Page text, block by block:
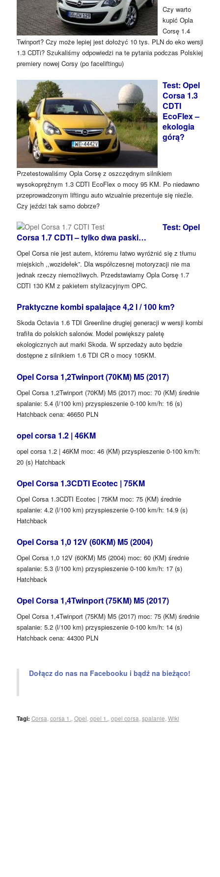
Czy warto
kupić Opla
Corsę 1.4
Twinport? Czy może lepiej jest dołożyć 10 tys. PLN do eko wersji
1.3 CDTi? Szukaliśmy odpowiedzi na te pytania podczas Polskiej
premiery nowej Corsy (po faceliftingu)
Test: Opel
Corsa 1.3
CDTI
EcoFlex –
ekologia
górą?
Przetestowaliśmy Opla Corsę z oszczędnym silnikiem
wysokoprężnym 1.3 CDTI EcoFlex o mocy 95 KM. Po niedawno
przeprowadzonym liftingu auto wizualnie prezentuje się nieźle.
Czy jeździ tak samo dobrze?
Test: Opel
Corsa 1.7 CDTI – tylko dwa paski…
Opel Corsa nie jest autem, któremu łatwo wyróżnić się z tłumu
miejskich ,,wozidełek”. Dla współczesnej motoryzacji nie ma
jednak rzeczy niemożliwych. Przedstawiamy Opla Corsę 1.7
CDTI 130 KM z pakietem stylizacyjnym OPC.
Praktyczne kombi spalające 4,2 l / 100 km?
Skoda Octavia 1.6 TDI Greenline drugiej generacji w wersji kombi
trafiła do polskich salonów. Model powiększy paletę
ekologicznych aut marki Skoda. W sprzedaży auto będzie
dostępne z silnikiem 1.6 TDI CR o mocy 105KM.
Opel Corsa 1,2Twinport (70KM) M5 (2017)
Opel Corsa 1,2Twinport (70KM) M5 (2017) moc: 70 (KM) średnie
spalanie: 5.4 (l/100 km) przyspieszenie 0-100 km/h: 16 (s)
Hatchback cena: 46650 PLN
opel corsa 1.2 | 46KM
opel corsa 1.2 | 46KM moc: 46 (KM) przyspieszenie 0-100 km/h:
20 (s) Hatchback
Opel Corsa 1.3CDTI Ecotec | 75KM
Opel Corsa 1.3CDTI Ecotec | 75KM moc: 75 (KM) średnie
spalanie: 4.2 (l/100 km) przyspieszenie 0-100 km/h: 14.9 (s)
Hatchback
Opel Corsa 1,0 12V (60KM) M5 (2004)
Opel Corsa 1,0 12V (60KM) M5 (2004) moc: 60 (KM) średnie
spalanie: 5.3 (l/100 km) przyspieszenie 0-100 km/h: 17 (s)
Hatchback
Opel Corsa 1,4Twinport (75KM) M5 (2017)
Opel Corsa 1,4Twinport (75KM) M5 (2017) moc: 75 (KM) średnie
spalanie: 5.2 (l/100 km) przyspieszenie 0-100 km/h: 14 (s)
Hatchback cena: 44300 PLN
Dołącz do nas na Facebooku i bądź na bieżąco!
Tagi: Corsa corsa 1. Opel opel 1. opel corsa spalanie Wiki